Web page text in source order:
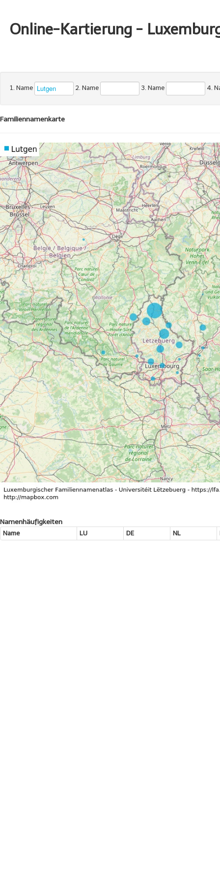
Online-Kartierung -
1. Name 2. Name 3. Name 4.
Familiennamenkarte
Namenhäufigkeiten
Name LU DE NL